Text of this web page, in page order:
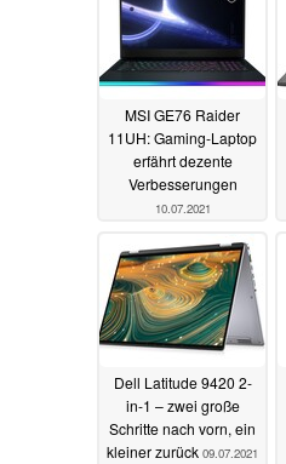
MSI GE76 Raider
11UH: Gaming-Laptop
erfährt dezente
Verbesserungen
10.07.2021
Dell Latitude 9420 2-
in-1 – zwei große
Schritte nach vorn, ein
kleiner zurück 09.07.2021